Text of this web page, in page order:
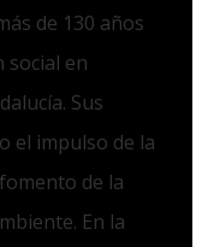
de 130 años
social en
Sus
el impulso de la
de la
En la